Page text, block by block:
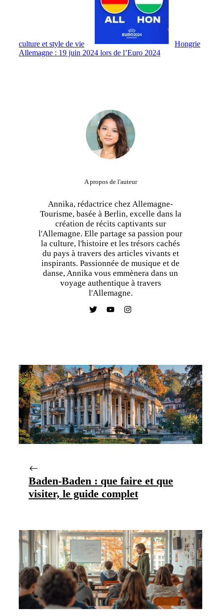
culture et style de vie
Hongrie
Allemagne : 19 juin 2024 lors de l’Euro 2024
A propos de l'auteur
Annika, rédactrice chez Allemagne-
Tourisme, basée à Berlin, excelle dans la
création de récits captivants sur
l'Allemagne. Elle partage sa passion pour
la culture, l'histoire et les trésors cachés
du pays à travers des articles vivants et
inspirants. Passionnée de musique et de
danse, Annika vous emmènera dans un
voyage authentique à travers
l'Allemagne.
Baden-Baden : que faire et que
visiter, le guide complet